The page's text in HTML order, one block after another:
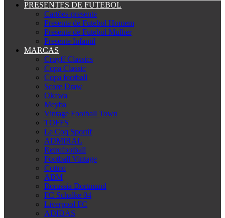
PRESENTES DE FUTEBOL
Cartões-presente
Presente de Futebol Homem
Presente de Futebol Mulher
Presente Infantil
MARCAS
Cruyff Classics
Copa Classic
Copa football
Score Draw
Okawa
Meyba
Vintage Football Town
TOFFS
Le Coq Sportif
ADMIRAL
Retrofootball
Football Vintage
Cotton
ABM
Borussia Dortmund
FC Schalke 04
Liverpool FC
ADIDAS